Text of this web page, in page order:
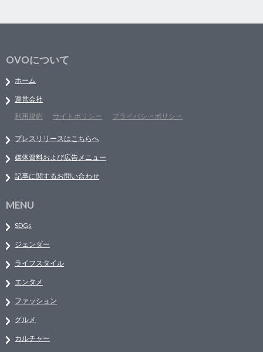
OVOについて
ホーム
運営会社
利用規約
サイトポリシー プライバシーポリシー
プレスリリースはこちらへ
媒体資料および広告メニュー
記事に関するお問い合わせ
MENU
SDGs
ジェンダー
ライフスタイル
エンタメ
ファッション
グルメ
カルチャー